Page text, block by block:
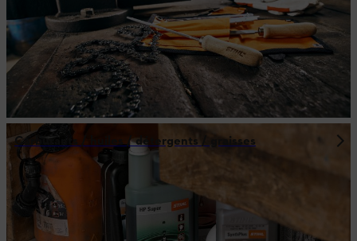
Carburants / huiles / détergents / graisses